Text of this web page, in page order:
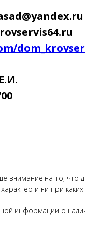
внимание на то, что
и ни при
информации о